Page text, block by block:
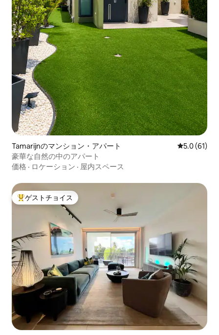
Tamarijnのマンション・アパート レビュー61
5.0 (61)
豪華な自然の中のアパート
価格 · ロケーション · 屋内スペース
大好評のゲストチョイスです。
ゲストチョイス